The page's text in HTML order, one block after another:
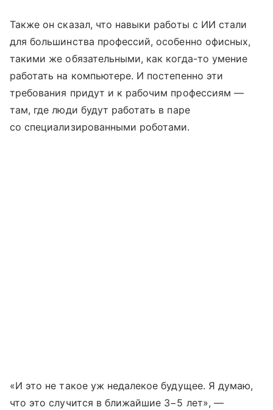
Также он сказал, что навыки работы с ИИ стали
для большинства профессий, особенно офисных,
такими же обязательными, как когда-то умение
работать на компьютере. И постепенно эти
требования придут и к рабочим профессиям —
там, где люди будут работать в паре
со специализированными роботами.
«И это не такое уж недалекое будущее. Я думаю,
что это случится в ближайшие 3−5 лет», —